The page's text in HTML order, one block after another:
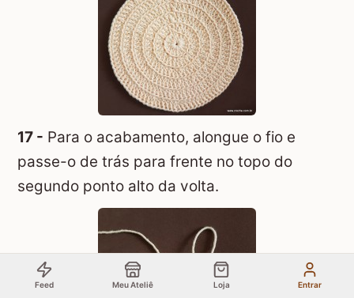
17 - Para o acabamento, alongue o fio e
passe-o de trás para frente no topo do
segundo ponto alto da volta.
Feed Meu Ateliê Loja Entrar